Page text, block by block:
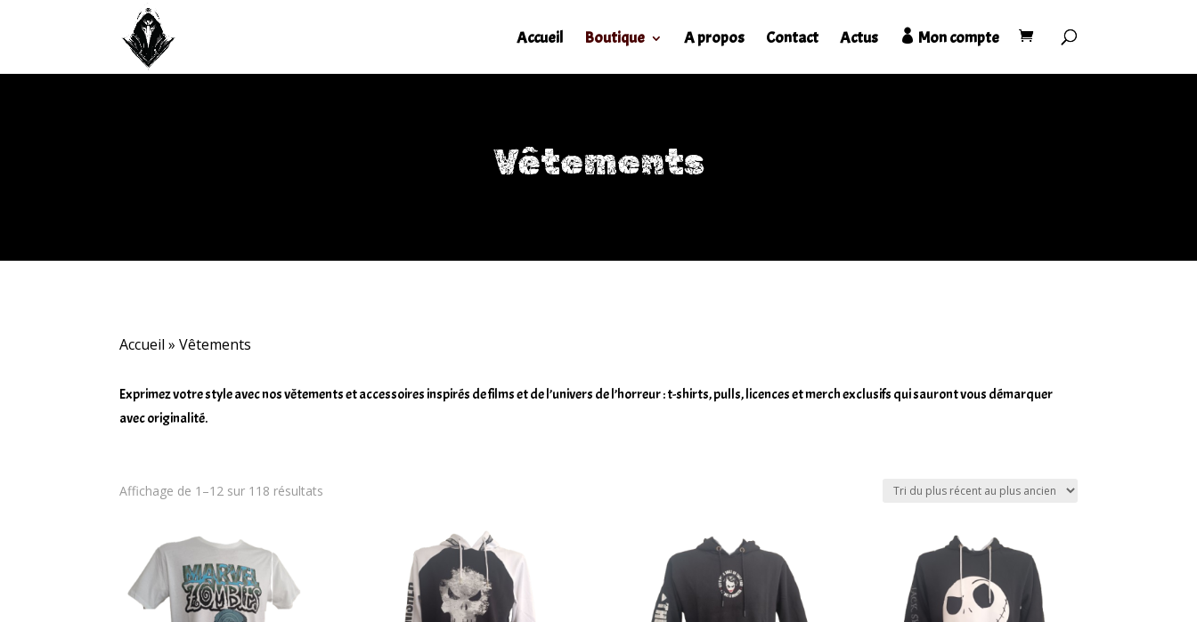
Accueil Boutique A propos Contact Actus Mon compte
Vêtements
Accueil »Vêtements
Exprimez votre style avec nos vêtements et accessoires inspirés de films et de l’univers de l’horreur : t-shirts, pulls, licences et merch exclusifs qui sauront vous démarquer
avec originalité.
Affichage de 1–12 sur 118 résultats